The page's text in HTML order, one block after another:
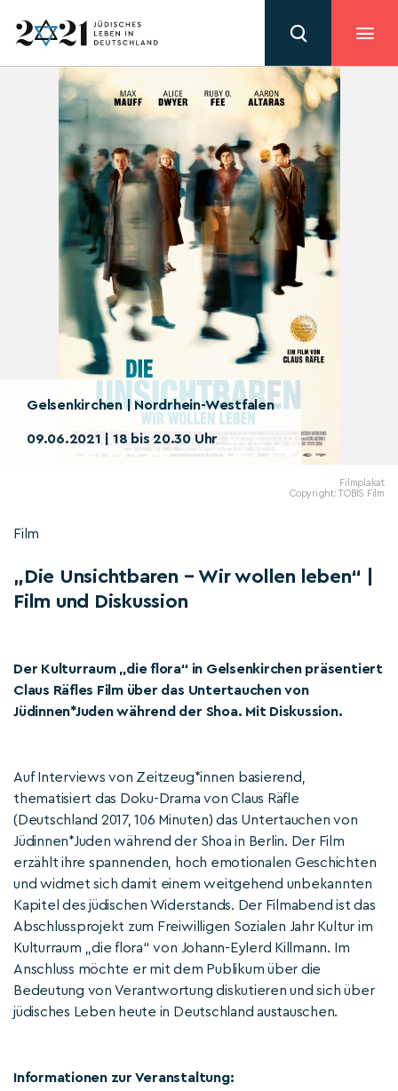
Gelsenkirchen | Nordrhein-Westfalen
09.06.2021 | 18 bis 20.30 Uhr
Filmplakat
Copyright: TOBIS Film
Film
„Die Unsichtbaren – Wir wollen leben“ |
Film und Diskussion
Der Kulturraum „die flora“ in Gelsenkirchen präsentiert
Claus Räfles Film über das Untertauchen von
Jüdinnen*Juden während der Shoa. Mit Diskussion.
Auf Interviews von Zeitzeug*innen basierend,
thematisiert das Doku-Drama von Claus Räfle
(Deutschland 2017, 106 Minuten) das Untertauchen von
Jüdinnen*Juden während der Shoa in Berlin. Der Film
erzählt ihre spannenden, hoch emotionalen Geschichten
und widmet sich damit einem weitgehend unbekannten
Kapitel des jüdischen Widerstands. Der Filmabend ist das
Abschlussprojekt zum Freiwilligen Sozialen Jahr Kultur im
Kulturraum „die flora“ von Johann-Eylerd Killmann. Im
Anschluss möchte er mit dem Publikum über die
Bedeutung von Verantwortung diskutieren und sich über
jüdisches Leben heute in Deutschland austauschen.
Informationen zur Veranstaltung: